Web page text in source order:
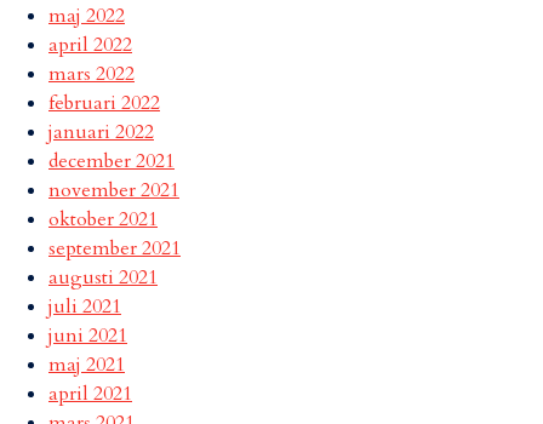
maj 2022
april 2022
mars 2022
februari 2022
januari 2022
december 2021
november 2021
oktober 2021
september 2021
augusti 2021
juli 2021
juni 2021
maj 2021
april 2021